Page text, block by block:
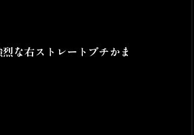
な右ストレートブチかま